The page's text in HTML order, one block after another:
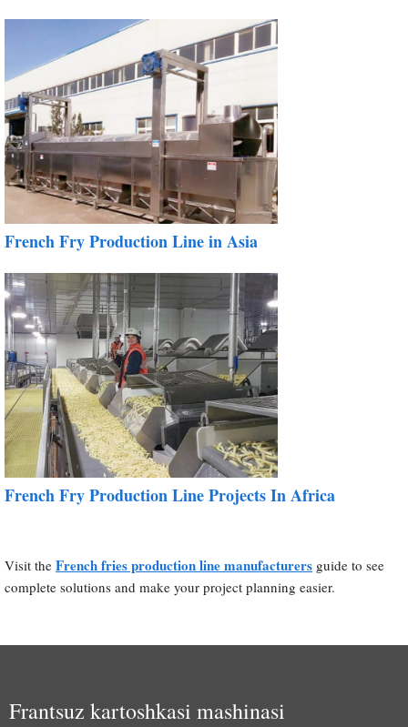
French Fry Production Line in Asia
French Fry Production Line Projects In Africa
Visit the French fries production line manufacturers guide to see
complete solutions and make your project planning easier.
Frantsuz kartoshkasi mashinasi